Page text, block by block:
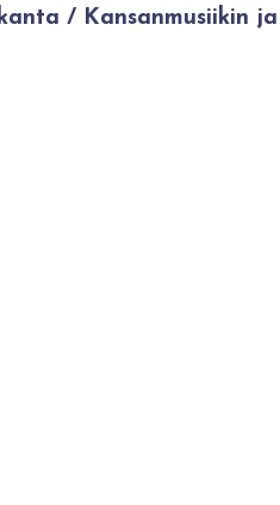
/ Kansanmusiikin ja